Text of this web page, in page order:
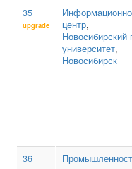
35
upgrade
центр,
Новосибирский
университет,
Новосибирск
36